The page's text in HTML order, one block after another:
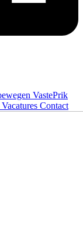
VastePrik
Vacatures Contact